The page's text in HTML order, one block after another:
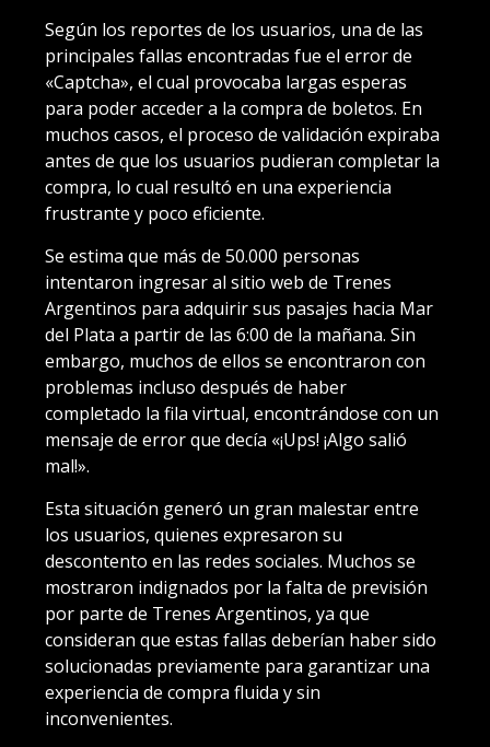
Según los reportes de los usuarios, una de las
principales fallas encontradas fue el error de
«Captcha», el cual provocaba largas esperas
para poder acceder a la compra de boletos. En
muchos casos, el proceso de validación expiraba
antes de que los usuarios pudieran completar la
compra, lo cual resultó en una experiencia
frustrante y poco eficiente.
Se estima que más de 50.000 personas
intentaron ingresar al sitio web de Trenes
Argentinos para adquirir sus pasajes hacia Mar
del Plata a partir de las 6:00 de la mañana. Sin
embargo, muchos de ellos se encontraron con
problemas incluso después de haber
completado la fila virtual, encontrándose con un
mensaje de error que decía «¡Ups! ¡Algo salió
mal!».
Esta situación generó un gran malestar entre
los usuarios, quienes expresaron su
descontento en las redes sociales. Muchos se
mostraron indignados por la falta de previsión
por parte de Trenes Argentinos, ya que
consideran que estas fallas deberían haber sido
solucionadas previamente para garantizar una
experiencia de compra fluida y sin
inconvenientes.